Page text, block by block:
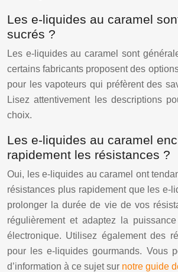
Les e-liquides au caramel
sucrés ?
Les e-liquides au caramel sont
certains fabricants proposent des
pour les vapoteurs qui préfèrent des
Lisez attentivement les descriptions
choix.
Les e-liquides au caramel
rapidement les résistances ?
Oui, les e-liquides au caramel ont
résistances plus rapidement que les e-
prolonger la durée de vie de vos
régulièrement et adaptez la
électronique. Utilisez également des
pour les e-liquides gourmands. Vous
d’information à ce sujet sur notre guide